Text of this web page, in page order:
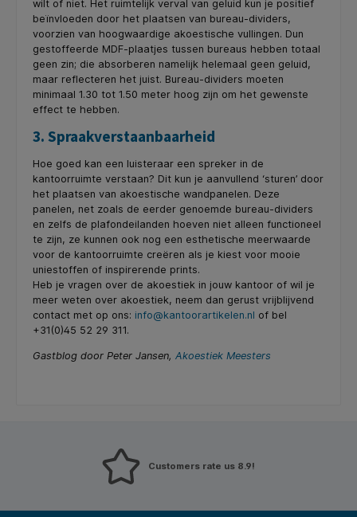
wilt of niet. Het ruimtelijk verval van geluid kun je positief
beïnvloeden door het plaatsen van bureau-dividers,
voorzien van hoogwaardige akoestische vullingen. Dun
gestoffeerde MDF-plaatjes tussen bureaus hebben totaal
geen zin; die absorberen namelijk helemaal geen geluid,
maar reflecteren het juist. Bureau-dividers moeten
minimaal 1.30 tot 1.50 meter hoog zijn om het gewenste
effect te hebben.
3. Spraakverstaanbaarheid
Hoe goed kan een luisteraar een spreker in de
kantoorruimte verstaan? Dit kun je aanvullend ‘sturen’ door
het plaatsen van akoestische wandpanelen. Deze
panelen, net zoals de eerder genoemde bureau-dividers
en zelfs de plafondeilanden hoeven niet alleen functioneel
te zijn, ze kunnen ook nog een esthetische meerwaarde
voor de kantoorruimte creëren als je kiest voor mooie
uniestoffen of inspirerende prints.
Heb je vragen over de akoestiek in jouw kantoor of wil je
meer weten over akoestiek, neem dan gerust vrijblijvend
contact met op ons: info@kantoorartikelen.nl of bel
+31(0)45 52 29 311.
Gastblog door Peter Jansen, Akoestiek Meesters
Customers rate us 8.9!